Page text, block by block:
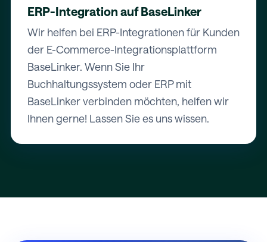
ERP-Integration auf BaseLinker
Wir helfen bei ERP-Integrationen für Kunden
der E-Commerce-Integrationsplattform
BaseLinker. Wenn Sie Ihr
Buchhaltungssystem oder ERP mit
BaseLinker verbinden möchten, helfen wir
Ihnen gerne! Lassen Sie es uns wissen.